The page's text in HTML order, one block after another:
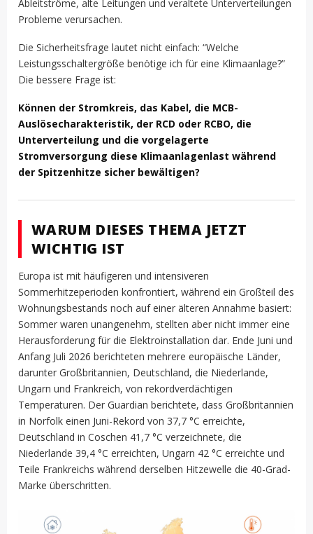
Ableitströme, alte Leitungen und veraltete Unterverteilungen
Probleme verursachen.
Die Sicherheitsfrage lautet nicht einfach: “Welche
Leistungsschaltergröße benötige ich für eine Klimaanlage?”
Die bessere Frage ist:
Können der Stromkreis, das Kabel, die MCB-
Auslösecharakteristik, der RCD oder RCBO, die
Unterverteilung und die vorgelagerte
Stromversorgung diese Klimaanlagenlast während
der Spitzenhitze sicher bewältigen?
WARUM DIESES THEMA JETZT
WICHTIG IST
Europa ist mit häufigeren und intensiveren
Sommerhitzeperioden konfrontiert, während ein Großteil des
Wohnungsbestands noch auf einer älteren Annahme basiert:
Sommer waren unangenehm, stellten aber nicht immer eine
Herausforderung für die Elektroinstallation dar. Ende Juni und
Anfang Juli 2026 berichteten mehrere europäische Länder,
darunter Großbritannien, Deutschland, die Niederlande,
Ungarn und Frankreich, von rekordverdächtigen
Temperaturen. Der Guardian berichtete, dass Großbritannien
in Norfolk einen Juni-Rekord von 37,7 °C erreichte,
Deutschland in Coschen 41,7 °C verzeichnete, die
Niederlande 39,4 °C erreichten, Ungarn 42 °C erreichte und
Teile Frankreichs während derselben Hitzewelle die 40-Grad-
Marke überschritten.